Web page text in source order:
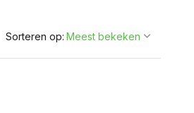
Sorteren op: